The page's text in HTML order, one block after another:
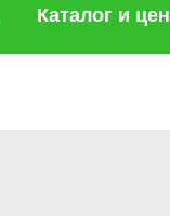
Каталог и